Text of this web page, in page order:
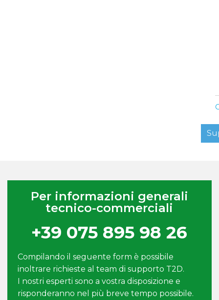
Per informazioni generali
tecnico-commerciali
+39 075 895 98 26
Compilando il seguente form è possibile
inoltrare richieste al team di supporto T2D.
I nostri esperti sono a vostra disposizione e
risponderanno nel più breve tempo possibile.